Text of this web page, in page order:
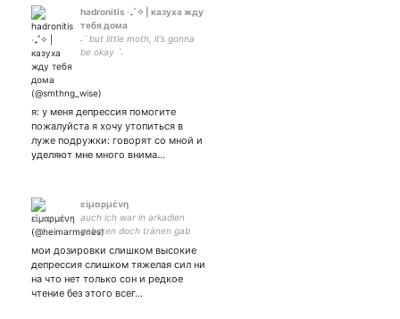
hаdrоnitis ‧₊˚✧ | казуха жду
тебя дома
˗ˋ but little moth, it’s gonna
be okay ˊ˗
я: у меня депрессия помогите
пожалуйста я хочу утопиться в
луже подружки: говорят со мной и
уделяют мне много внима…
εἱμαρμένη
auch ich war in arkadien
geboren doch tränen gab
мои дозировки слишком высокие
депрессия слишком тяжелая сил ни
на что нет только сон и редкое
чтение без этого всег…